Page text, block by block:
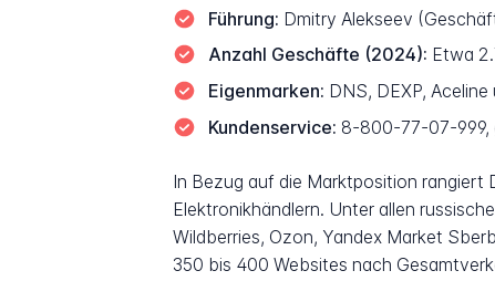
Führung: Dmitry Alekseev
Anzahl Geschäfte (2024): Etwa
Eigenmarken: DNS, DEXP,
Kundenservice: 8-800-77-07-999,
In Bezug auf die Marktposition rangiert
Elektronikhändlern. Unter allen
Wildberries, Ozon, Yandex Market
350 bis 400 Websites nach